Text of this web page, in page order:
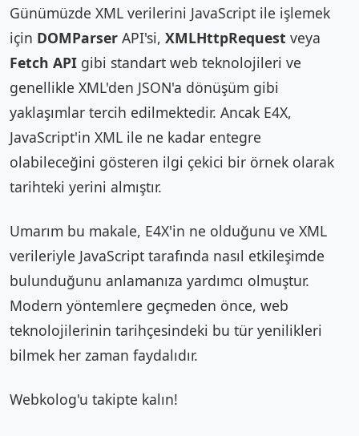
Günümüzde XML verilerini JavaScript ile işlemek
için DOMParser API'si, XMLHttpRequest veya
Fetch API gibi standart web teknolojileri ve
genellikle XML'den JSON'a dönüşüm gibi
yaklaşımlar tercih edilmektedir. Ancak E4X,
JavaScript'in XML ile ne kadar entegre
olabileceğini gösteren ilgi çekici bir örnek olarak
tarihteki yerini almıştır.
Umarım bu makale, E4X'in ne olduğunu ve XML
verileriyle JavaScript tarafında nasıl etkileşimde
bulunduğunu anlamanıza yardımcı olmuştur.
Modern yöntemlere geçmeden önce, web
teknolojilerinin tarihçesindeki bu tür yenilikleri
bilmek her zaman faydalıdır.
Webkolog'u takipte kalın!